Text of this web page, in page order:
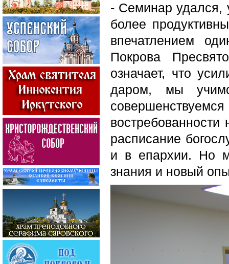
- Семинар удался,
более
впечатлением
Покрова
означает, что
даром, мы
расписание
и в епархии. Но
знания и новый